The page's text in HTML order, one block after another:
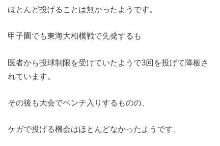
ほとんど投げることは無かったようです。
甲子園でも東海大相模戦で先発するも
医者から投球制限を受けていたようで3回を投げて降板さ
れています。
その後も大会でベンチ入りするものの、
ケガで投げる機会はほとんどなかったようです。